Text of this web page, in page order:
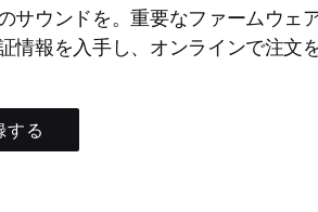
サウンドを。重要なファームウェ
情報を入手し、オンラインで注文
する